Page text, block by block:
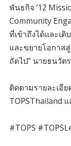
พันธกิจ ‘12
Community
ที่เข้าถึงได้และเ
และขยายโอกาส
ถัดไป” นายธนวัต
ติดตามรายละเอีย
TOPSThailand
#TOPS